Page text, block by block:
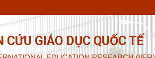
CỨU GIÁO DỤC QUỐC TẾ